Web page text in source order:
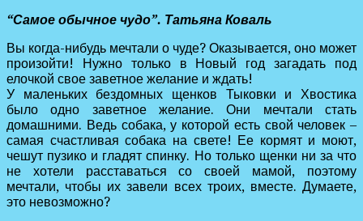
“Самое обычное чудо”. Татьяна Коваль
Вы когда-нибудь мечтали о чуде? Оказывается, оно может
произойти! Нужно только в Новый год загадать под
елочкой свое заветное желание и ждать!
У маленьких бездомных щенков Тыковки и Хвостика
было одно заветное желание. Они мечтали стать
домашними. Ведь собака, у которой есть свой человек –
самая счастливая собака на свете! Ее кормят и моют,
чешут пузико и гладят спинку. Но только щенки ни за что
не хотели расставаться со своей мамой, поэтому
мечтали, чтобы их завели всех троих, вместе. Думаете,
это невозможно?